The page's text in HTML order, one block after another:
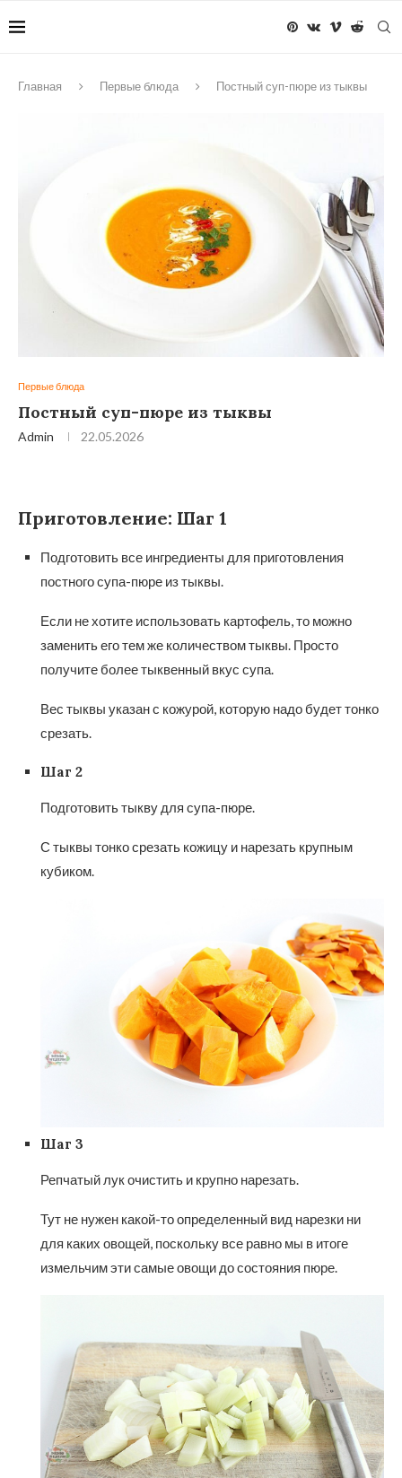
Главная Первые блюда Постный суп-пюре из тыквы
Первые блюда
Постный суп-пюре из тыквы
Admin 22.05.2026
Приготовление: Шаг 1
Подготовить все ингредиенты для приготовления
постного супа-пюре из тыквы.
Если не хотите использовать картофель, то можно
заменить его тем же количеством тыквы. Просто
получите более тыквенный вкус супа.
Вес тыквы указан с кожурой, которую надо будет тонко
срезать.
Шаг 2
Подготовить тыкву для супа-пюре.
С тыквы тонко срезать кожицу и нарезать крупным
кубиком.
Шаг 3
Репчатый лук очистить и крупно нарезать.
Тут не нужен какой-то определенный вид нарезки ни
для каких овощей, поскольку все равно мы в итоге
измельчим эти самые овощи до состояния пюре.